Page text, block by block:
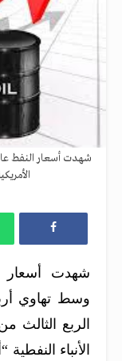
شهدت أسعار النفط
شهدت أسعار
وسط تهاوي
الربع الثالث
الأنباء